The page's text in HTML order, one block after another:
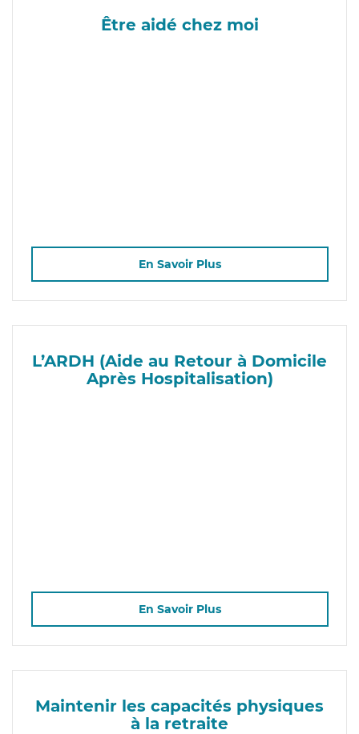
Être aidé chez moi
En Savoir Plus
L’ARDH (Aide au Retour à Domicile
Après Hospitalisation)
En Savoir Plus
Maintenir les capacités physiques
à la retraite